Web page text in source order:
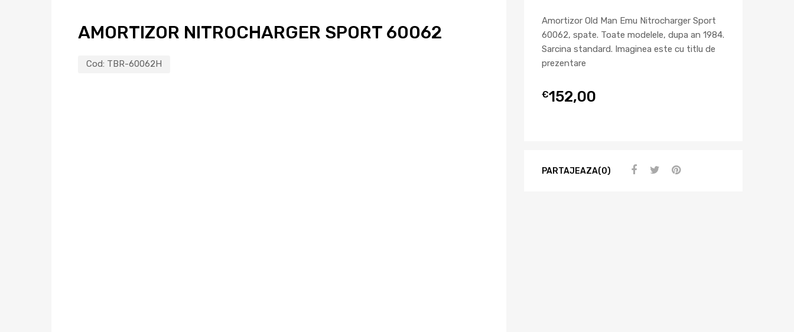
AMORTIZOR NITROCHARGER SPORT 60062
Cod: TBR-60062H
Amortizor Old Man Emu Nitrocharger Sport
60062, spate. Toate modelele, dupa an 1984.
Sarcina standard. Imaginea este cu titlu de
prezentare
€152,00
PARTAJEAZA(0)